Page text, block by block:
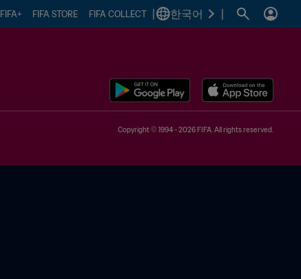
FIFA+ FIFA STORE FIFA COLLECT 한국어
Copyright © 1994 - 2026 FIFA. All rights reserved.